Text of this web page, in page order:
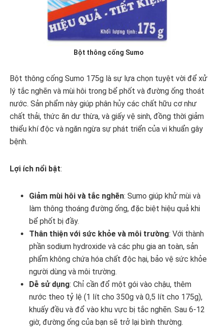
Bột thông cống Sumo
Bột thông cống Sumo 175g là sự lựa chọn tuyệt vời để xử
lý tắc nghẽn và mùi hôi trong bể phốt và đường ống thoát
nước. Sản phẩm này giúp phân hủy các chất hữu cơ như
chất thải, thức ăn dư thừa, và giấy vệ sinh, đồng thời giảm
thiểu khí độc và ngăn ngừa sự phát triển của vi khuẩn gây
bệnh.
Lợi ích nổi bật:
Giảm mùi hôi và tắc nghẽn: Sumo giúp khử mùi và
làm thông thoáng đường ống, đặc biệt hiệu quả khi
bể phốt bị đầy.
Thân thiện với sức khỏe và môi trường: Với thành
phần sodium hydroxide và các phụ gia an toàn, sản
phẩm không chứa hóa chất độc hại, bảo vệ sức khỏe
người dùng và môi trường.
Dễ sử dụng: Chỉ cần đổ một gói vào chậu, thêm
nước theo tỷ lệ (1 lít cho 350g và 0,5 lít cho 175g),
khuấy đều và đổ vào khu vực bị tắc nghẽn. Sau 6-12
giờ, đường ống của bạn sẽ trở lại bình thường.